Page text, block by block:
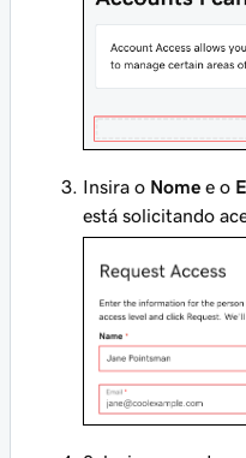
Insira o Nome e o
está solicitando